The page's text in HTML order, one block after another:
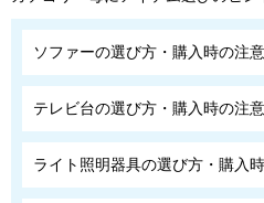
ソファーの選び方・購入時の注
テレビ台の選び方・購入時の注
ライト照明器具の選び方・購入